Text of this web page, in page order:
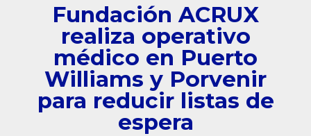
Fundación ACRUX
realiza operativo
médico en Puerto
Williams y Porvenir
para reducir listas de
espera